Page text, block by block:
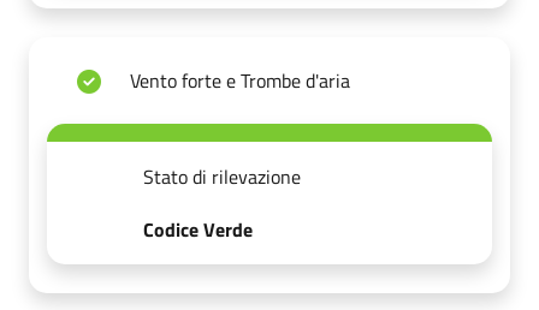
Vento forte e Trombe d'aria
Stato di rilevazione
Codice Verde